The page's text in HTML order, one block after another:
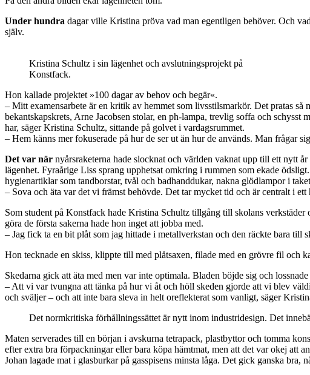
Under hundra dagar ville Kristina pröva vad man egentligen behöver. Och
själv.
Kristina Schultz i sin lägenhet och avslutningsprojekt på
Konstfack.
Hon kallade projektet »100 dagar av behov och begär«.
– Mitt examensarbete är en kritik av hemmet som livsstilsmarkör. Det pratas
bekantskapskrets, Arne Jacobsen stolar, en ph-lampa, trevlig soffa och
har, säger Kristina Schultz, sittande på golvet i vardagsrummet.
– Hem känns mer fokuserade på hur de ser ut än hur de används. Man frågar
Det var när nyårsraketerna hade slocknat och världen vaknat upp till ett nytt
lägenhet. Fyraårige Liss sprang upphetsat omkring i rummen som ekade
hygienartiklar som tandborstar, tvål och badhanddukar, nakna glödlampor i
– Sova och äta var det vi främst behövde. Det tar mycket tid och är centralt i
Som student på Konstfack hade Kristina Schultz tillgång till skolans
göra de första sakerna hade hon inget att jobba med.
– Jag fick ta en bit plåt som jag hittade i metallverkstan och den räckte bara till
Hon tecknade en skiss, klippte till med plåtsaxen, filade med en grövre fil och
Skedarna gick att äta med men var inte optimala. Bladen böjde sig och
– Att vi var tvungna att tänka på hur vi åt och höll skeden gjorde att vi blev
och sväljer – och att inte bara sleva in helt oreflekterat som vanligt, säger
Det normkritiska förhållningssättet är nytt inom industridesign. Det
Maten serverades till en början i avskurna tetrapack, plastbyttor och tomma
efter extra bra förpackningar eller bara köpa hämtmat, men att det var okej att
Johan lagade mat i glasburkar på gasspisens minsta låga. Det gick ganska